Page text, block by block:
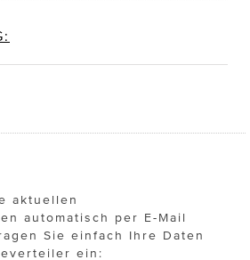
aktuellen
automatisch per E-Mail
Sie einfach Ihre Daten
ein: